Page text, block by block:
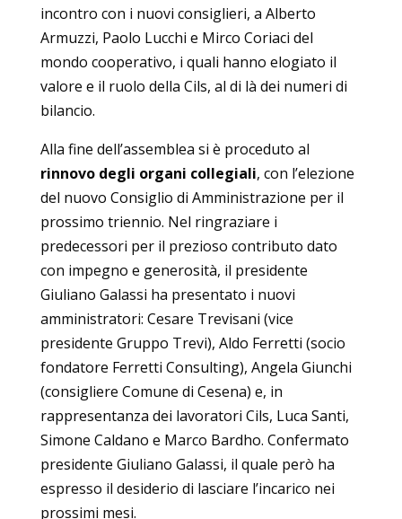
incontro con i nuovi consiglieri, a Alberto
Armuzzi, Paolo Lucchi e Mirco Coriaci del
mondo cooperativo, i quali hanno elogiato il
valore e il ruolo della Cils, al di là dei numeri di
bilancio.
Alla fine dell’assemblea si è proceduto al
rinnovo degli organi collegiali, con l’elezione
del nuovo Consiglio di Amministrazione per il
prossimo triennio. Nel ringraziare i
predecessori per il prezioso contributo dato
con impegno e generosità, il presidente
Giuliano Galassi ha presentato i nuovi
amministratori: Cesare Trevisani (vice
presidente Gruppo Trevi), Aldo Ferretti (socio
fondatore Ferretti Consulting), Angela Giunchi
(consigliere Comune di Cesena) e, in
rappresentanza dei lavoratori Cils, Luca Santi,
Simone Caldano e Marco Bardho. Confermato
presidente Giuliano Galassi, il quale però ha
espresso il desiderio di lasciare l’incarico nei
prossimi mesi.